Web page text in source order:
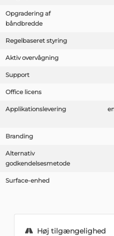
Opgradering af
båndbredde
Regelbaseret styring
Aktiv overvågning
Support
Office licens
Applikationslevering
Branding
Alternativ
godkendelsesmetode
Surface-enhed
Høj tilgængelighed